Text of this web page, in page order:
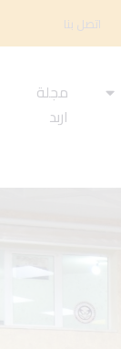
اتصل بنا
مجلة
اربد